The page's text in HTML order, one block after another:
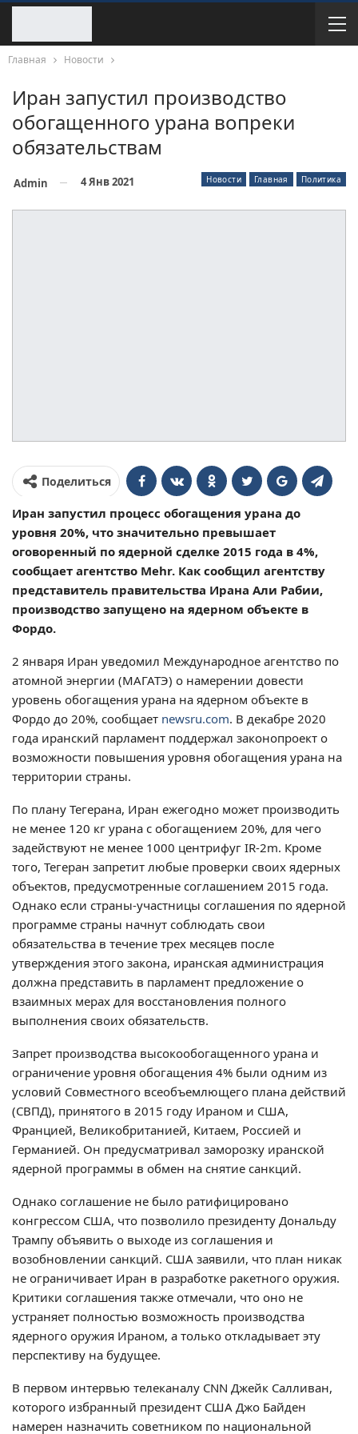
Главная Новости
Иран запустил производство
обогащенного урана вопреки
обязательствам
Новости Главная Политика
Admin 4 Янв 2021
Поделиться
Иран запустил процесс обогащения урана до
уровня 20%, что значительно превышает
оговоренный по ядерной сделке 2015 года в 4%,
сообщает агентство Mehr. Как сообщил агентству
представитель правительства Ирана Али Рабии,
производство запущено на ядерном объекте в
Фордо.
2 января Иран уведомил Международное агентство по
атомной энергии (МАГАТЭ) о намерении довести
уровень обогащения урана на ядерном объекте в
Фордо до 20%, сообщает newsru.com. В декабре 2020
года иранский парламент поддержал законопроект о
возможности повышения уровня обогащения урана на
территории страны.
По плану Тегерана, Иран ежегодно может производить
не менее 120 кг урана с обогащением 20%, для чего
задействуют не менее 1000 центрифуг IR-2m. Кроме
того, Тегеран запретит любые проверки своих ядерных
объектов, предусмотренные соглашением 2015 года.
Однако если страны-участницы соглашения по ядерной
программе страны начнут соблюдать свои
обязательства в течение трех месяцев после
утверждения этого закона, иранская администрация
должна представить в парламент предложение о
взаимных мерах для восстановления полного
выполнения своих обязательств.
Запрет производства высокообогащенного урана и
ограничение уровня обогащения 4% были одним из
условий Совместного всеобъемлющего плана действий
(СВПД), принятого в 2015 году Ираном и США,
Францией, Великобританией, Китаем, Россией и
Германией. Он предусматривал заморозку иранской
ядерной программы в обмен на снятие санкций.
Однако соглашение не было ратифицировано
конгрессом США, что позволило президенту Дональду
Трампу объявить о выходе из соглашения и
возобновлении санкций. США заявили, что план никак
не ограничивает Иран в разработке ракетного оружия.
Критики соглашения также отмечали, что оно не
устраняет полностью возможность производства
ядерного оружия Ираном, а только откладывает эту
перспективу на будущее.
В первом интервью телеканалу CNN Джейк Салливан,
которого избранный президент США Джо Байден
намерен назначить советником по национальной